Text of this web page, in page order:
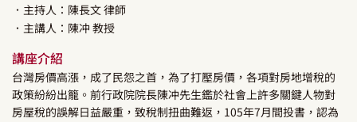
．主持人： 陳長文律師
．主講人： 陳冲 教授
講座介紹
台灣房價高漲，成了民怨之首，為了打壓房價，各項對房地增稅的
政策紛紛出籠。前行政院院長陳冲先生鑑於社會上許多關鍵人物對
房屋稅的誤解日益嚴重，致稅制扭曲難返，105年7月間投書，認為